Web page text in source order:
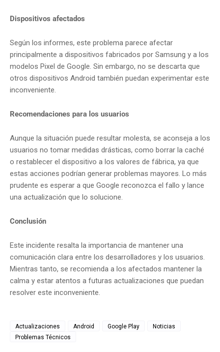
Dispositivos afectados
Según los informes, este problema parece afectar
principalmente a dispositivos fabricados por Samsung y a los
modelos Pixel de Google. Sin embargo, no se descarta que
otros dispositivos Android también puedan experimentar este
inconveniente.
Recomendaciones para los usuarios
Aunque la situación puede resultar molesta, se aconseja a los
usuarios no tomar medidas drásticas, como borrar la caché
o restablecer el dispositivo a los valores de fábrica, ya que
estas acciones podrían generar problemas mayores. Lo más
prudente es esperar a que Google reconozca el fallo y lance
una actualización que lo solucione.
Conclusión
Este incidente resalta la importancia de mantener una
comunicación clara entre los desarrolladores y los usuarios.
Mientras tanto, se recomienda a los afectados mantener la
calma y estar atentos a futuras actualizaciones que puedan
resolver este inconveniente.
Actualizaciones Android Google Play
Noticias
Problemas Técnicos